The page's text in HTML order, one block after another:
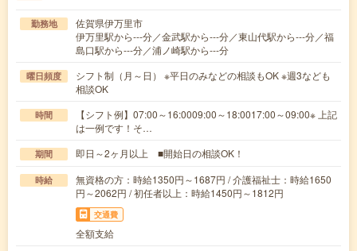
勤務地
佐賀県伊万里市
伊万里駅から---分／金武駅から---分／東山代駅から---分／福
島口駅から---分／浦ノ崎駅から---分
曜日頻度
シフト制（月～日） ※平日のみなどの相談もOK ※週3なども
相談OK
時間
【シフト例】07:00～16:0009:00～18:0017:00～09:00※ 上記
は一例です！そ…
期間 即日～2ヶ月以上 ■開始日の相談OK！
時給
無資格の方：時給1350円～1687円 / 介護福祉士：時給1650
円～2062円 / 初任者以上：時給1450円～1812円
交通費
全額支給